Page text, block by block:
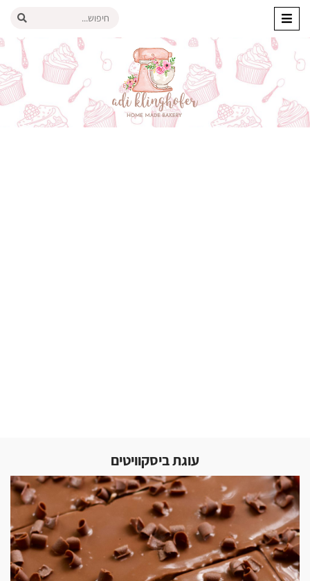
עוגת ביסקוויטים